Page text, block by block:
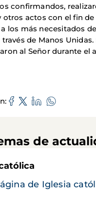
confirmandos,
otros actos con el fin
los más necesitados
través de Manos
al Señor durante el
de
de Iglesia